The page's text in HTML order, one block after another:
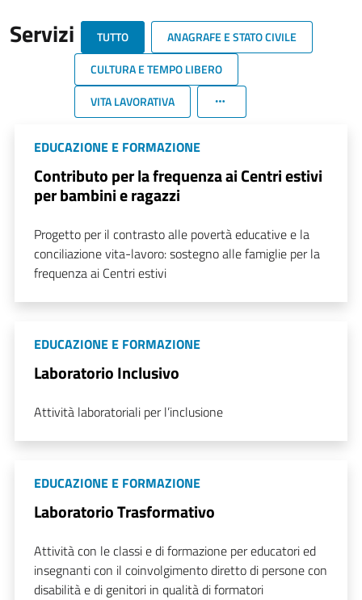
Servizi TUTTO
ANAGRAFE E STATO CIVILE
CULTURA E TEMPO LIBERO
VITA LAVORATIVA
EDUCAZIONE E FORMAZIONE
Contributo per la frequenza ai Centri estivi
per bambini e ragazzi
Progetto per il contrasto alle povertà educative e la
conciliazione vita-lavoro: sostegno alle famiglie per la
frequenza ai Centri estivi
EDUCAZIONE E FORMAZIONE
Laboratorio Inclusivo
Attività laboratoriali per l’inclusione
EDUCAZIONE E FORMAZIONE
Laboratorio Trasformativo
Attività con le classi e di formazione per educatori ed
insegnanti con il coinvolgimento diretto di persone con
disabilità e di genitori in qualità di formatori